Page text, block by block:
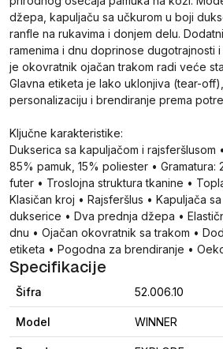
džepa, kapuljaču sa učkurom u boji
ranfle na rukavima i donjem delu.
ramenima i dnu doprinose dugotrajnosti
je okovratnik ojačan trakom radi veće
Glavna etiketa je lako uklonjiva (tear-
personalizaciju i brendiranje prema
Ključne karakteristike:
Dukserica sa kapuljačom i rajsferšlusom
85% pamuk, 15% poliester • Gramatura:
futer • Troslojna struktura tkanine •
Klasičan kroj • Rajsferšlus • Kapuljača
dukserice • Dva prednja džepa •
dnu • Ojačan okovratnik sa trakom •
etiketa • Pogodna za brendiranje •
Specifikacije
Šifra 52.006.10
Model WINNER